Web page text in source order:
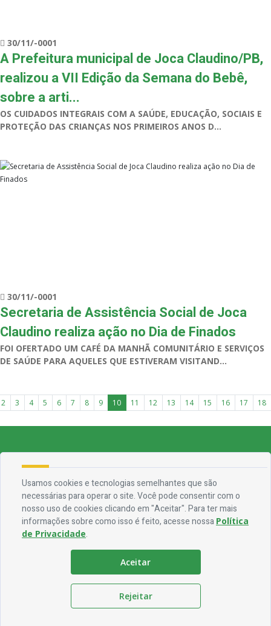
30/11/-0001
A Prefeitura municipal de Joca Claudino/PB,
realizou a VII Edição da Semana do Bebê,
sobre a arti...
OS CUIDADOS INTEGRAIS COM A SAÚDE, EDUCAÇÃO, SOCIAIS E
PROTEÇÃO DAS CRIANÇAS NOS PRIMEIROS ANOS D...
30/11/-0001
Secretaria de Assistência Social de Joca
Claudino realiza ação no Dia de Finados
FOI OFERTADO UM CAFÉ DA MANHÃ COMUNITÁRIO E SERVIÇOS
DE SAÚDE PARA AQUELES QUE ESTIVERAM VISITAND...
2 3 4 5 6 7 8 9 10 11 12 13 14 15 16 17 18
Endereço
Contato
Telefone:(83) 3563-1075
Email:
Horário De Funcionamento
Expediente:De segunda à sexta, das 08h às 13h
Usamos cookies e tecnologias semelhantes que são
necessárias para operar o site. Você pode consentir com o
nosso uso de cookies clicando em "Aceitar". Para ter mais
informações sobre como isso é feito, acesse nossa Política
de Privacidade.
Aceitar
Rejeitar